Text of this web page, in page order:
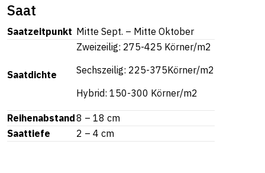
Saat
Saatzeitpunkt Mitte Sept. – Mitte Oktober
Saatdichte
Zweizeilig: 275-425 Körner/m2
Sechszeilig: 225-375Körner/m2
Hybrid: 150-300 Körner/m2
Reihenabstand8 – 18 cm
Saattiefe
2 – 4 cm